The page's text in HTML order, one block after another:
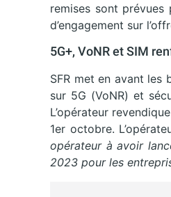
remises sont
d’engagement sur
5G+, VoNR et SIM
SFR met en avant
sur 5G (VoNR) et
L’opérateur
1er octobre.
opérateur à avoir
2023 pour les